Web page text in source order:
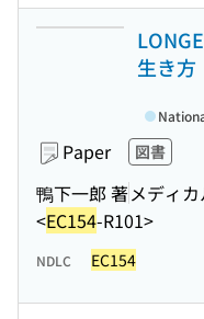
生き方
Paper 図書
鴨下一郎 著メディ
<EC154-R101>
NDLC EC154